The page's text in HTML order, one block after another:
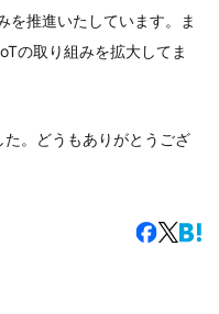
を推進いたしています。ま
の取り組みを拡大してま
。どうもありがとうござ